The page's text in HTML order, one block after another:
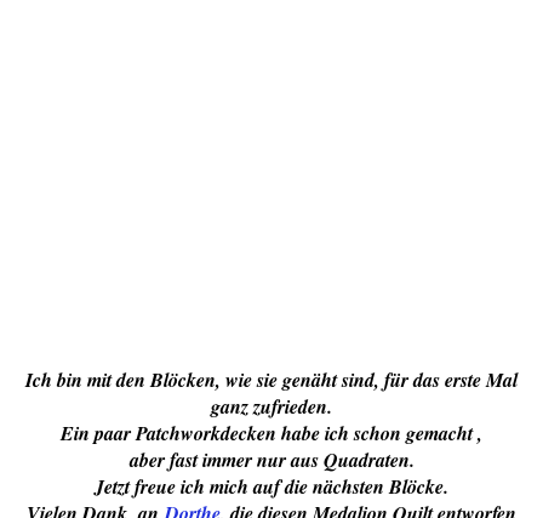
Ich bin mit den Blöcken, wie sie genäht sind, für das erste Mal
ganz zufrieden.
Ein paar Patchworkdecken habe ich schon gemacht ,
aber fast immer nur aus Quadraten.
Jetzt freue ich mich auf die nächsten Blöcke.